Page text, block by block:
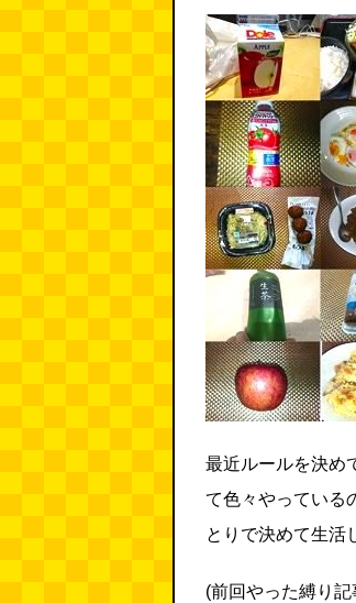
最近ルールを決め
て色々やっている
とりで決めて生活
(前回やった縛り記